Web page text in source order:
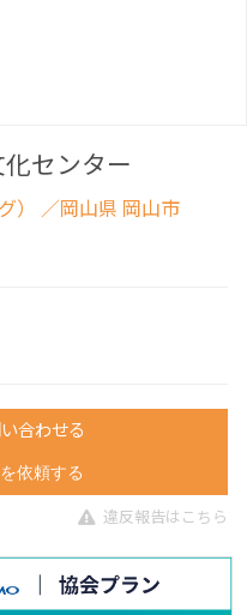
センター
／岡山県 岡山市
合わせる
依頼する
違反報告はこちら